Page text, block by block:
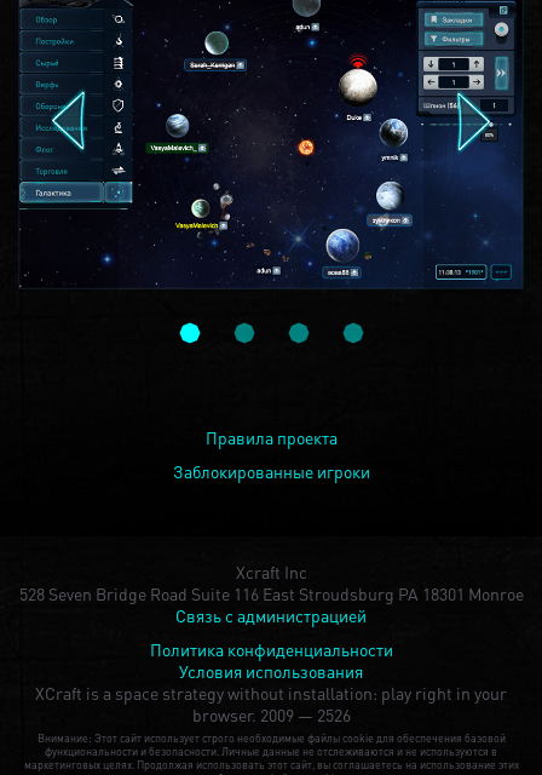
Правила проекта
Заблокированные игроки
Xcraft Inc
528 Seven Bridge Road Suite 116 East Stroudsburg PA 18301 Monroe
Связь с администрацией
Политика конфиденциальности
Условия использования
XCraft is a space strategy without installation: play right in your
browser. 2009 — 2526
Внимание: Этот сайт использует строго необходимые файлы cookie для обеспечения базовой
функциональности и безопасности. Личные данные не отслеживаются и не используются в
маркетинговых целях. Продолжая использовать этот сайт, вы соглашаетесь на использование этих